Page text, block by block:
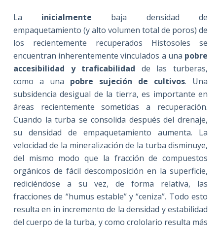
La inicialmente baja densidad de
empaquetamiento (y alto volumen total de poros) de
los recientemente recuperados Histosoles se
encuentran inherentemente vinculados a una pobre
accesibilidad y traficabilidad de las turberas,
como a una pobre sujeción de cultivos. Una
subsidencia desigual de la tierra, es importante en
áreas recientemente sometidas a recuperación.
Cuando la turba se consolida después del drenaje,
su densidad de empaquetamiento aumenta. La
velocidad de la mineralización de la turba disminuye,
del mismo modo que la fracción de compuestos
orgánicos de fácil descomposición en la superficie,
rediciéndose a su vez, de forma relativa, las
fracciones de “humus estable” y “ceniza”. Todo esto
resulta en in incremento de la densidad y estabilidad
del cuerpo de la turba, y como crololario resulta más